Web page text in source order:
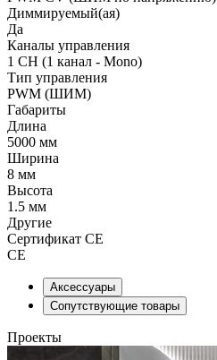
Диммируемый(ая)
Да
Каналы управления
1 CH (1 канал - Mono)
Тип управления
PWM (ШИМ)
Габариты
Длина
5000 мм
Ширина
8 мм
Высота
1.5 мм
Другие
Сертификат CE
CE
Аксессуары
Сопутствующие товары
Проекты